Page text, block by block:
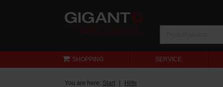
SHOPPING SERVICE
You are here: Start Hilfe